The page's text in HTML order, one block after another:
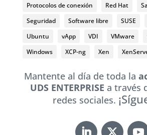
Protocolos de conexión
Red Hat
Seguridad
Software libre SUSE
Ubuntu
vApp VDI VMware
Windows
XCP-ng Xen
Mantente al día de toda la
UDS ENTERPRISEa través
redes sociales.